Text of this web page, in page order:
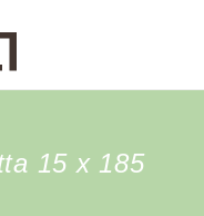
15 x 185